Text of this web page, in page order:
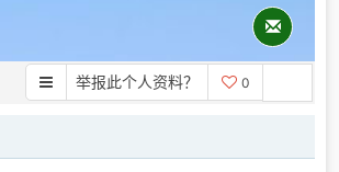
举报此个人资料？ 0